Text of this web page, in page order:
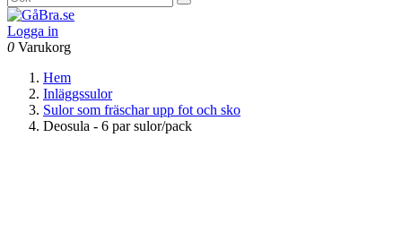
Logga in
0 Varukorg
Hem
Inläggssulor
Sulor som fräschar upp fot och sko
Deosula - 6 par sulor/pack